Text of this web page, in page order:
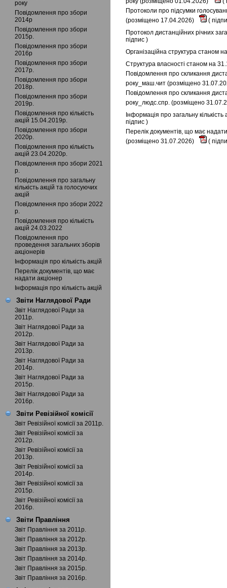
року
Повідомлення про збори
2014р
Повідомлення про збори
2015р.
Повідомлення про збори
2016р
Повідомлення про збори
2017р.
Повідомлення про збори
2018р.
Повідомлення про збори
2019р.
Повідомлення про кількість
акцій 15.04.2019р.
Повідомлення про збори
2020р.
Повідомлення про кількість
акцій 23.04.2020р.
Повідомлення про збори 2021
р.
Повідомлення про загальну
кількість акцій та голосуючих
акцій
Повідомлення про збори 2022
р.
Повідомлення про кількість
акцій 24.03.2022
Повідомлення про
проведення загальних зборів
акціонерів
Інформація про кількість акцій
Перелік документів, що має
надати акціонер
Інформація про кількість акцій
Звіти Наглядової Ради
Звіт Наглядової Ради за
2011р.
Звіт Наглядової Ради за
2012р.
Звіт Наглядової Ради за
2013р.
Звіт Наглядової Ради за
2014р.
Звіт Наглядової Ради за
2015р.
Звіт Наглядової Ради за
2016р.
Звіти Ревізійної комісії
Звіт Ревізійної комісії за 2011р.
Звіт Ревізійної комісії за
2012р.
Звіт Ревізійної комісії за
2013р.
Звіт Ревізійної комісії за
2014р.
Звіт Ревізійної комісії за
2015р.
Звіт Ревізійної комісії за
2016р.
Звіти Правління
Звіт Правління за 2011р.
Звіт Правління за 2012р.
Звіт Правління за 2013р.
Звіт Правління за 2014р.
Звіт Правління за 2015р.
Звіт Правління за 2016р.
Протоколи про підсумки
(розміщено 17.04.2026)
(
Протокол дистанційних річних
підпис )
Організаційна структура станом
Структура власності станом на
Повідомлення про скликання
року_маш.чит (розміщено
Повідомлення про скликання
року_людс.спр. (розміщено
Інформація про загальну
підпис )
Перелік документів, що має
(розміщено 31.07.2026)
(